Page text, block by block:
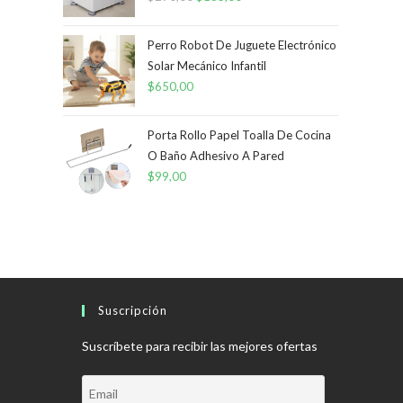
original
era:
actual
es:
Perro Robot De Juguete Electrónico
Solar Mecánico Infantil
$650,00
Porta Rollo Papel Toalla De Cocina
O Baño Adhesivo A Pared
$99,00
Suscripción
Suscríbete para recibir las mejores ofertas